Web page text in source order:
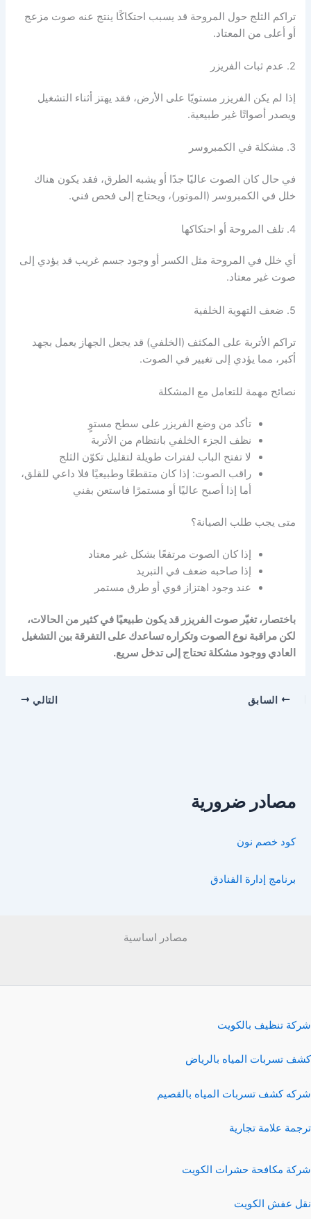
تراكم الثلج حول المروحة قد يسبب احتكاكًا ينتج عنه صوت مزعج
أو أعلى من المعتاد.
2. عدم ثبات الفريزر
إذا لم يكن الفريزر مستويًا على الأرض، فقد يهتز أثناء التشغيل
ويصدر أصواتًا غير طبيعية.
3. مشكلة في الكمبروسر
في حال كان الصوت عاليًا جدًا أو يشبه الطرق، فقد يكون هناك
خلل في الكمبروسر (الموتور)، ويحتاج إلى فحص فني.
4. تلف المروحة أو احتكاكها
أي خلل في المروحة مثل الكسر أو وجود جسم غريب قد يؤدي إلى
صوت غير معتاد.
5. ضعف التهوية الخلفية
تراكم الأتربة على المكثف (الخلفي) قد يجعل الجهاز يعمل بجهد
أكبر، مما يؤدي إلى تغيير في الصوت.
نصائح مهمة للتعامل مع المشكلة
تأكد من وضع الفريزر على سطح مستوٍ
نظف الجزء الخلفي بانتظام من الأتربة
لا تفتح الباب لفترات طويلة لتقليل تكوّن الثلج
راقب الصوت: إذا كان متقطعًا وطبيعيًا فلا داعي للقلق،
أما إذا أصبح عاليًا أو مستمرًا فاستعن بفني
متى يجب طلب الصيانة؟
إذا كان الصوت مرتفعًا بشكل غير معتاد
إذا صاحبه ضعف في التبريد
عند وجود اهتزاز قوي أو طرق مستمر
باختصار، تغيّر صوت الفريزر قد يكون طبيعيًا في كثير من الحالات،
لكن مراقبة نوع الصوت وتكراره تساعدك على التفرقة بين التشغيل
العادي ووجود مشكلة تحتاج إلى تدخل سريع.
السابق التالي
مصادر ضرورية
كود خصم نون
برنامج إدارة الفنادق
مصادر اساسية
شركة تنظيف بالكويت
كشف تسربات المياه بالرياض
شركه كشف تسربات المياه بالقصيم
ترجمة علامة تجارية
شركة مكافحة حشرات الكويت
نقل عفش الكويت